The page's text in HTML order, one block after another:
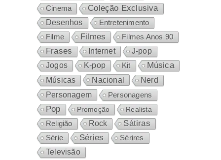
Cinema
Coleção Exclusiva
Desenhos
Entretenimento
Filme
Filmes Filmes Anos 90
Frases Internet
J-pop
Jogos
K-pop Kit Música
Músicas Nacional Nerd
Personagem Personagens
Pop Promoção
Realista
Religião
Rock Sátiras
Série Séries
Sérires
Televisão